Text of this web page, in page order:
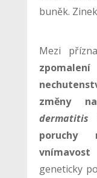
buněk.
Mezi
změny
dermatitis
poruchy
geneticky